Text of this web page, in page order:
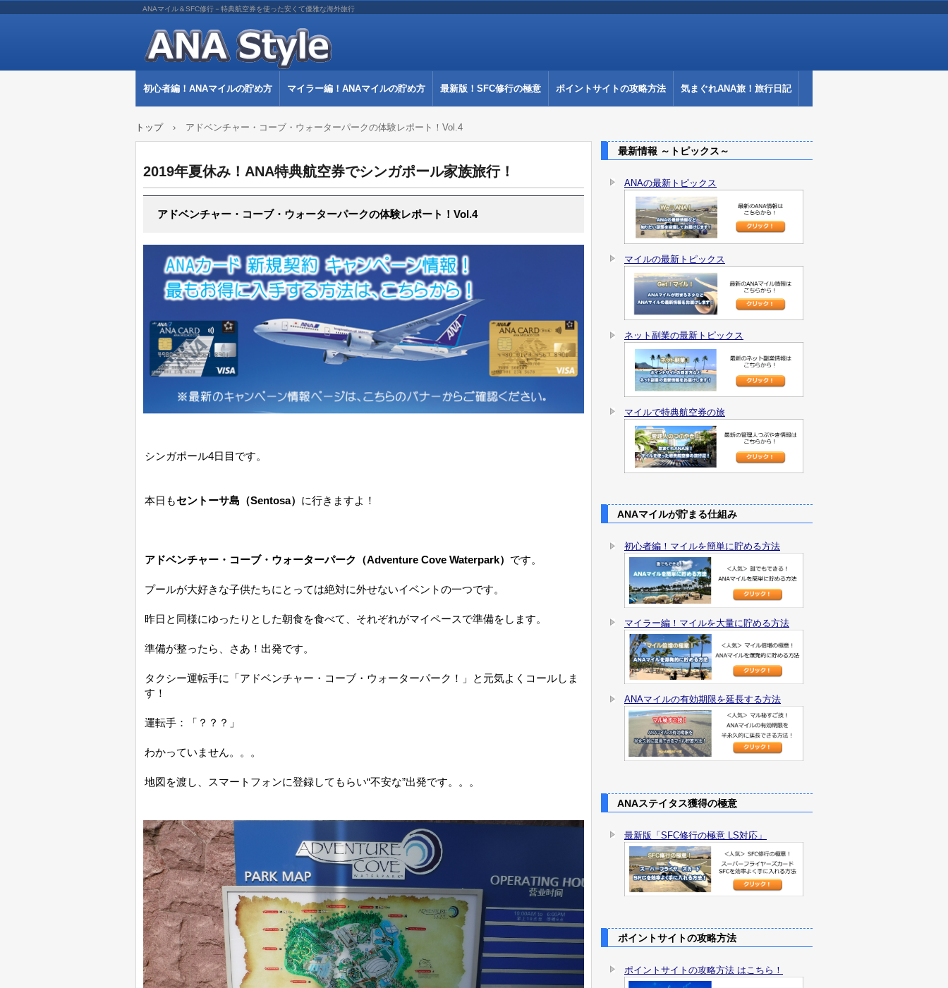
ANAマイル＆SFC修行－特典航空券を使った安くて優雅な海外旅行
初心者編！ANAマイルの貯め方 マイラー編！ANAマイルの貯め方 最新版！SFC修行の極意 ポイントサイトの攻略方法 気まぐれANA旅！旅行日記
トップ › アドベンチャー・コーブ・ウォーターパークの体験レポート！Vol.4
2019年夏休み！ANA特典航空券でシンガポール家族旅行！
アドベンチャー・コーブ・ウォーターパークの体験レポート！Vol.4
シンガポール4日目です。
本日もセントーサ島（Sentosa） に行きますよ！
アドベンチャー・コーブ・ウォーターパーク（Adventure Cove Waterpark） です。
プールが大好きな子供たちにとっては絶対に外せないイベントの一つです。
昨日と同様にゆったりとした朝食を食べて、それぞれがマイペースで準備をします。
準備が整ったら、さあ！出発です。
タクシー運転手に「アドベンチャー・コーブ・ウォーターパーク！」と元気よくコールしま
す！
運転手：「？？？」
わかっていません。。。
地図を渡し、スマートフォンに登録してもらい“不安な”出発です。。。
最新情報 ～トピックス～
ANAの最新トピックス
マイルの最新トピックス
ネット副業の最新トピックス
マイルで特典航空券の旅
ANAマイルが貯まる仕組み
初心者編！マイルを簡単に貯める方法
マイラー編！マイルを大量に貯める方法
ANAマイルの有効期限を延長する方法
ANAステイタス獲得の極意
最新版「SFC修行の極意 LS対応」
ポイントサイトの攻略方法
ポイントサイトの攻略方法 はこちら！